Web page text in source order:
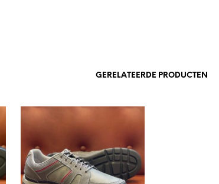
GERELATEERDE PRODUCTEN